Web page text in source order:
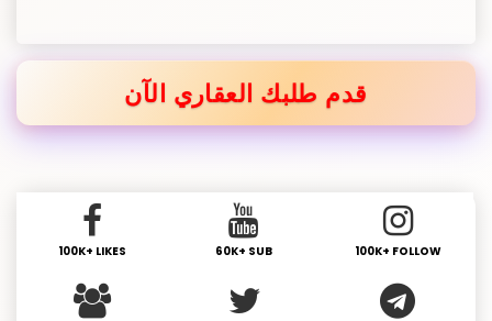
قدم طلبك العقاري الآن
100K+ LIKES 60K+ SUB 100K+ FOLLOW